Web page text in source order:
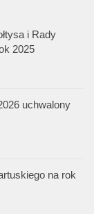
i Rady
2025
uchwalony
na rok